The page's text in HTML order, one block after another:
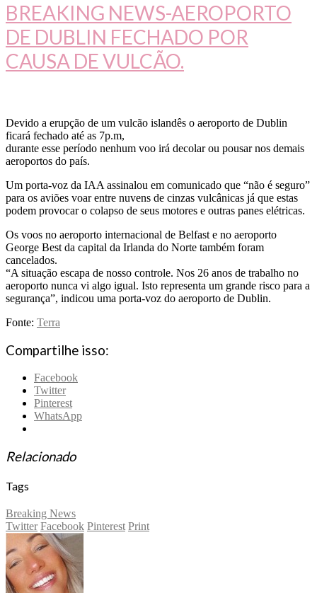
BREAKING NEWS-AEROPORTO
DE DUBLIN FECHADO POR
CAUSA DE VULCÃO.
Devido a erupção de um vulcão islandês o aeroporto de Dublin
ficará fechado até as 7p.m,
durante esse período nenhum voo irá decolar ou pousar nos demais
aeroportos do país.
Um porta-voz da IAA assinalou em comunicado que “não é seguro”
para os aviões voar entre nuvens de cinzas vulcânicas já que estas
podem provocar o colapso de seus motores e outras panes elétricas.
Os voos no aeroporto internacional de Belfast e no aeroporto
George Best da capital da Irlanda do Norte também foram
cancelados.
“A situação escapa de nosso controle. Nos 26 anos de trabalho no
aeroporto nunca vi algo igual. Isto representa um grande risco para a
segurança”, indicou uma porta-voz do aeroporto de Dublin.
Fonte: Terra
Compartilhe isso:
Facebook
Twitter
Pinterest
WhatsApp
Relacionado
Tags
Breaking News
Twitter Facebook Pinterest Print